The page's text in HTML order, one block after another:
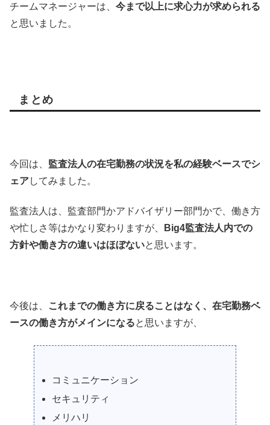
チームマネージャーは、 今まで以上に求心力が求められる
と思いました。
まとめ
今回は、 監査法人の在宅勤務の状況を私の経験ベースでシ
ェアしてみました。
監査法人は、監査部門かアドバイザリー部門かで、働き方
や忙しさ等はかなり変わりますが、
Big4監査法人内での
方針や働き方の違いはほぼないと思います。
今後は、
これまでの働き方に戻ることはなく、在宅勤務ベ
ースの働き方がメインになると思いますが、
コミュニケーション
セキュリティ
メリハリ